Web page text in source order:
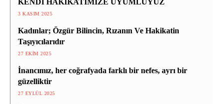
KENDİ HAKİKATİMİZE UYUMLUYUZ
3 KASIM 2025
Kadınlar; Özgür Bilincin, Rızanın Ve Hakikatin
Taşıyıcılarıdır
27 EKIM 2025
İnancımız, her coğrafyada farklı bir nefes, ayrı bir
güzelliktir
27 EYLÜL 2025